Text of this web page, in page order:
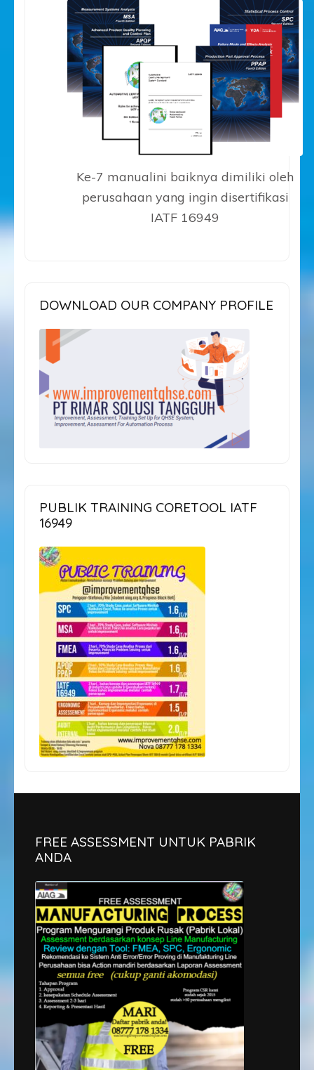
Ke-7 manualini baiknya dimiliki oleh
perusahaan yang ingin disertifikasi
IATF 16949
DOWNLOAD OUR COMPANY PROFILE
PUBLIK TRAINING CORETOOL IATF
16949
FREE ASSESSMENT UNTUK PABRIK
ANDA